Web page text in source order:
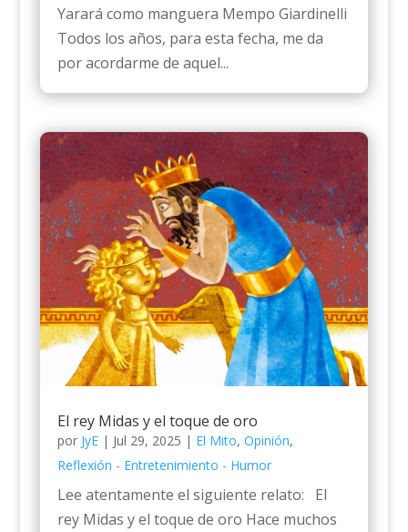
Yarará como manguera Mempo Giardinelli
Todos los años, para esta fecha, me da
por acordarme de aquel...
El rey Midas y el toque de oro
por JyE| Jul 29, 2025 | El Mito, Opinión,
Reflexión - Entretenimiento - Humor
Lee atentamente el siguiente relato: El
rey Midas y el toque de oro Hace muchos